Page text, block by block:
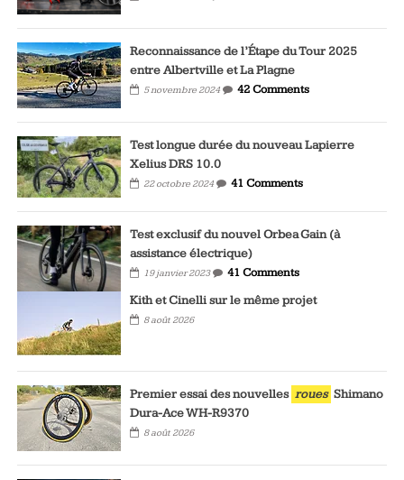
Reconnaissance de l’Étape du Tour 2025
entre Albertville et La Plagne
5 novembre 2024 42 Comments
Test longue durée du nouveau Lapierre
Xelius DRS 10.0
22 octobre 2024 41 Comments
Test exclusif du nouvel Orbea Gain (à
assistance électrique)
19 janvier 2023
41 Comments
Kith et Cinelli sur le même projet
8 août 2026
Premier essai des nouvelles roues Shimano
Dura-Ace WH-R9370
8 août 2026